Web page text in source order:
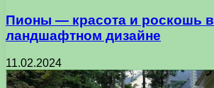
Пионы — красота и роскошь в
ландшафтном дизайне
11.02.2024